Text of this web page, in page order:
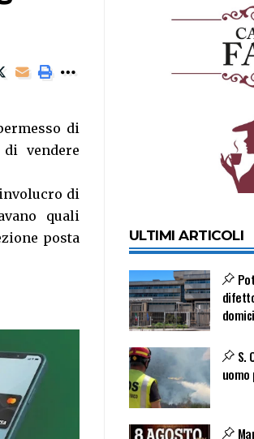
di
vendere
di
quali
posta
ULTIMI ARTICOLI
S.
uomo